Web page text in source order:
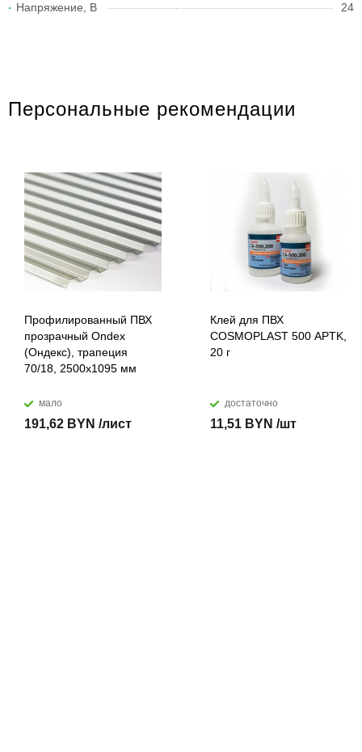
Напряжение, В
24
Персональные рекомендации
Профилированный ПВХ
прозрачный Ondex
(Ондекс), трапеция
70/18, 2500х1095 мм
мало
191,62 BYN /лист
Клей для ПВХ
COSMOPLAST 500 APTK,
20 г
достаточно
11,51 BYN /шт